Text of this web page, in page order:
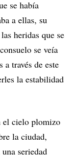
se había
a ellas, su
heridas que se
se veía
a través de este
la estabilidad
el cielo plomizo
la ciudad,
seriedad